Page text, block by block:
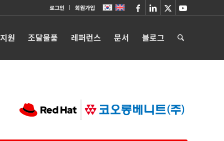
로그인 회원가입
원 조달물품 레퍼런스 문서 블로그